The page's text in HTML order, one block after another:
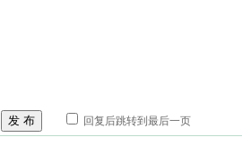
发 布 回复后跳转到最后一页